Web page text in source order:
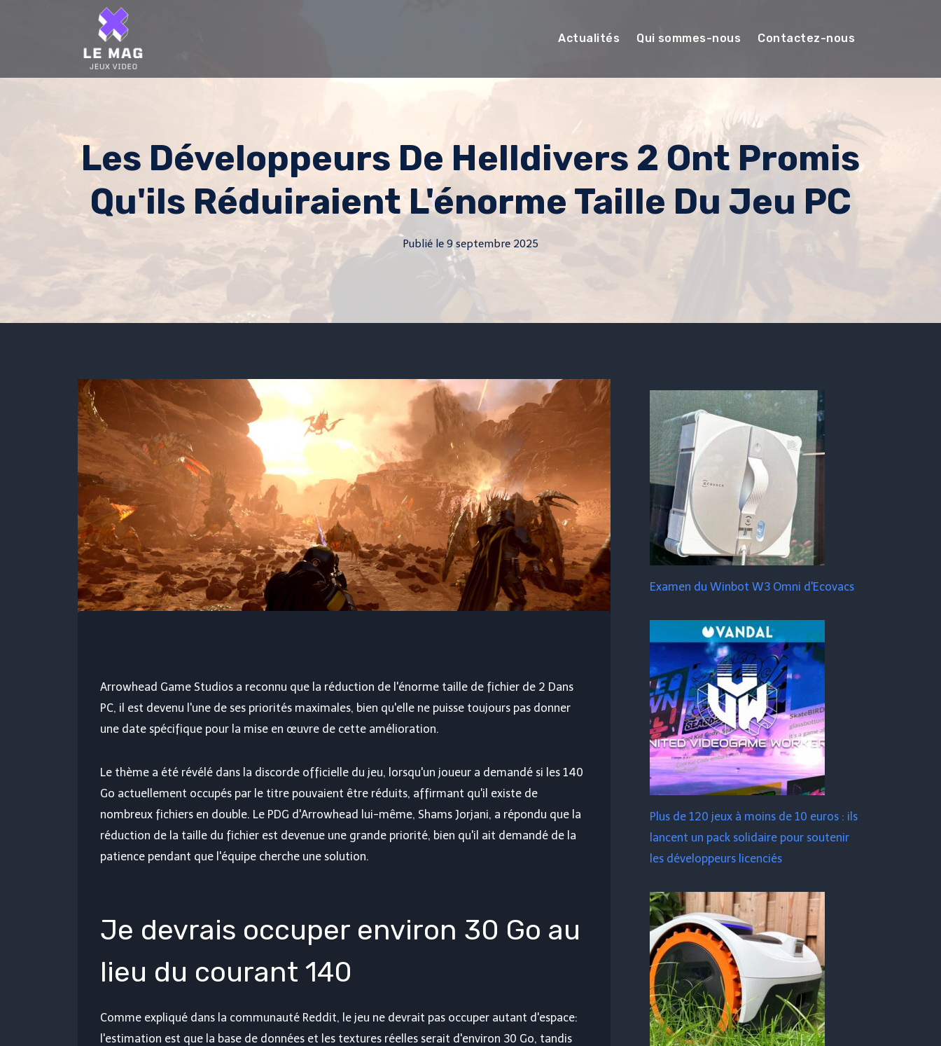
Actualités Qui sommes-nous Contactez-nous
Les Développeurs De Helldivers 2 Ont Promis
Qu'ils Réduiraient L'énorme Taille Du Jeu PC
Publié le 9 septembre 2025
Arrowhead Game Studios a reconnu que la réduction de l'énorme taille de fichier de 2 Dans
PC, il est devenu l'une de ses priorités maximales, bien qu'elle ne puisse toujours pas donner
une date spécifique pour la mise en œuvre de cette amélioration.
Le thème a été révélé dans la discorde officielle du jeu, lorsqu'un joueur a demandé si les 140
Go actuellement occupés par le titre pouvaient être réduits, affirmant qu'il existe de
nombreux fichiers en double. Le PDG d'Arrowhead lui-même, Shams Jorjani, a répondu que la
réduction de la taille du fichier est devenue une grande priorité, bien qu'il ait demandé de la
patience pendant que l'équipe cherche une solution.
Je devrais occuper environ 30 Go au
lieu du courant 140
Comme expliqué dans la communauté Reddit, le jeu ne devrait pas occuper autant d'espace:
l'estimation est que la base de données et les textures réelles serait d'environ 30 Go, tandis
Examen du Winbot W3 Omni d'Ecovacs
Plus de 120 jeux à moins de 10 euros : ils
lancent un pack solidaire pour soutenir
les développeurs licenciés